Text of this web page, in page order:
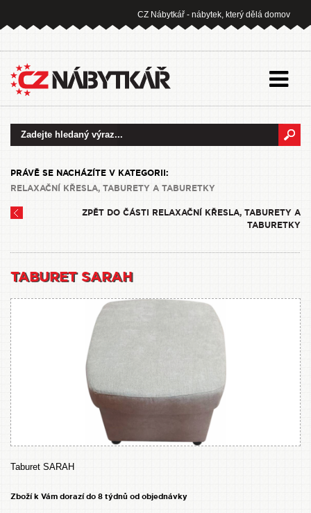
CZ Nábytkář - nábytek, který dělá domov
PRÁVĚ SE NACHÁZÍTE V KATEGORII:
RELAXAČNÍ KŘESLA, TABURETY A TABURETKY
ZPĚT DO ČÁSTI RELAXAČNÍ KŘESLA, TABURETY A
TABURETKY
TABURET SARAH
Taburet SARAH
Zboží k Vám dorazí do 8 týdnů od objednávky